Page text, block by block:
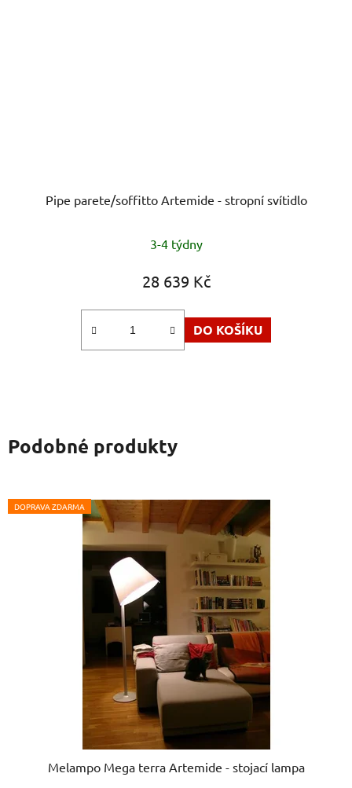
Pipe parete/soffitto Artemide - stropní svítidlo
3-4 týdny
28 639 Kč
DO KOŠÍKU
Podobné produkty
DOPRAVA ZDARMA
Melampo Mega terra Artemide - stojací lampa